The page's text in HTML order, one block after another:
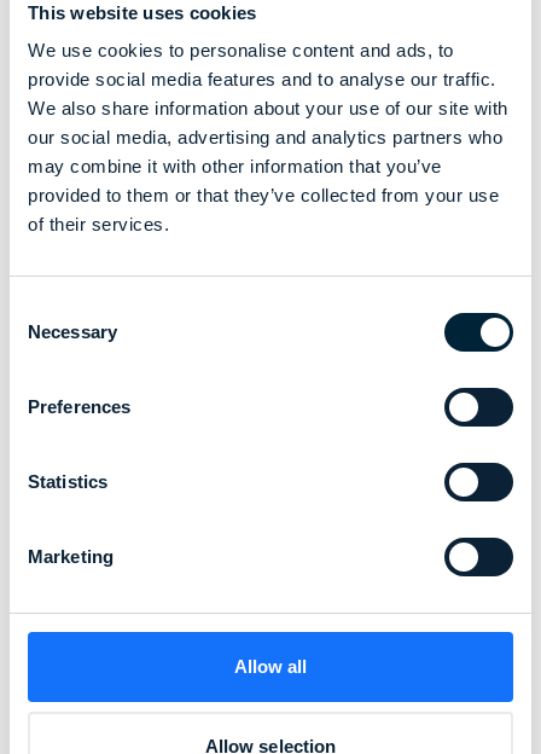
This website uses cookies
We use cookies to personalise content and ads, to
provide social media features and to analyse our traffic.
We also share information about your use of our site with
our social media, advertising and analytics partners who
may combine it with other information that you’ve
provided to them or that they’ve collected from your use
of their services.
Selection
Necessary
Preferences
Statistics
Marketing
Allow all
Allow selection